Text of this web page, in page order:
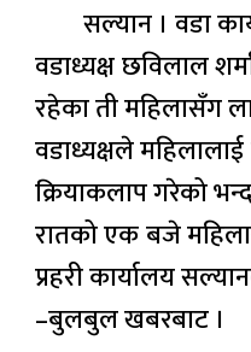
सल्यान । वडा
वडाध्यक्ष छविलाल
रहेका ती महिलासँग
वडाध्यक्षले
क्रियाकलाप गरेको
रातको एक बजे
प्रहरी कार्यालय
–बुलबुल खबरबाट ।